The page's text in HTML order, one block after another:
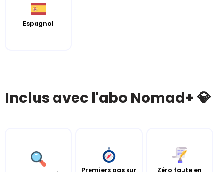
Espagnol
Inclus avec l'abo Nomad+ 💎
Premiers pas sur
Zéro faute en